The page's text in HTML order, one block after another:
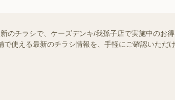
のチラシで、ケーズデンキ/我孫子店で実施中のお
使える最新のチラシ情報を、手軽にご確認いただ